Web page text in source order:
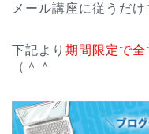
メール講座に従うだ
下記より 期間限定で全
（＾＾